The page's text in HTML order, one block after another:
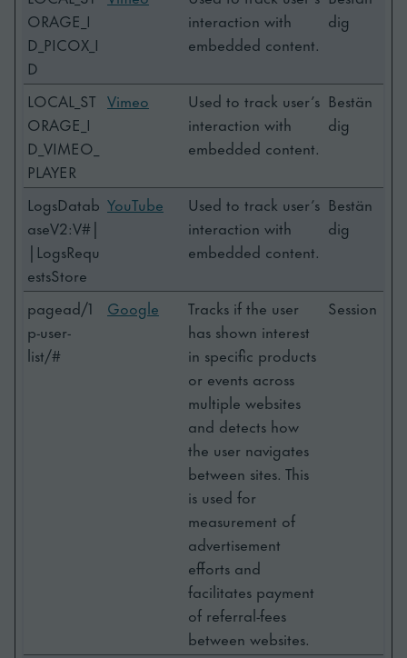
ORAGE_I
D_PICOX_I
D
interaction with
embedded content.
dig
LOCAL_ST
ORAGE_I
D_VIMEO_
PLAYER
Vimeo
Used to track user’s
interaction with
embedded content.
Bestän
dig
LogsDatab
aseV2:V#|
|LogsRequ
estsStore
YouTube
Used to track user’s
interaction with
embedded content.
Bestän
dig
pagead/1
p-user-
list/#
Google
Tracks if the user
has shown interest
in specific products
or events across
multiple websites
and detects how
the user navigates
between sites. This
is used for
measurement of
advertisement
efforts and
facilitates payment
of referral-fees
between websites.
Session